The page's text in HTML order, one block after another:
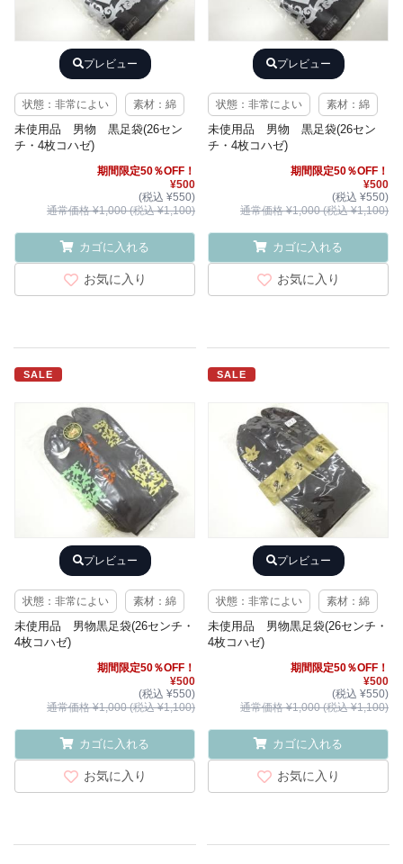
プレビュー
状態：非常によい 素材：綿
未使用品 男物 黒足袋(26セン
チ・4枚コハゼ)
期間限定50％OFF！
¥500
(税込 ¥550)
通常価格 ¥1,000 (税込 ¥1,100)
カゴに入れる
お気に入り
プレビュー
状態：非常によい 素材：綿
未使用品 男物 黒足袋(26セン
チ・4枚コハゼ)
期間限定50％OFF！
¥500
(税込 ¥550)
通常価格 ¥1,000 (税込 ¥1,100)
カゴに入れる
お気に入り
SALE
プレビュー
状態：非常によい 素材：綿
未使用品 男物黒足袋(26センチ・
4枚コハゼ)
期間限定50％OFF！
¥500
(税込 ¥550)
通常価格 ¥1,000 (税込 ¥1,100)
カゴに入れる
お気に入り
SALE
プレビュー
状態：非常によい 素材：綿
未使用品 男物黒足袋(26センチ・
4枚コハゼ)
期間限定50％OFF！
¥500
(税込 ¥550)
通常価格 ¥1,000 (税込 ¥1,100)
カゴに入れる
お気に入り